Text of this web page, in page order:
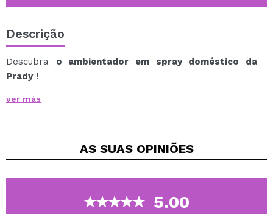
Descrição
Descubra o ambientador em spray doméstico da
Prady!
Sua fórmula exclusiva foi meticulosamente projetada
para liberar uma névoa fina e delicada que se dispersa
A apresentação em spray facilita a aplicação,
produto que deseja utilizar.
O que torna este ambientador único é o seu aroma
excepcional, que o transportará para um oásis de
ver más
AS SUAS OPINIÕES
5.00